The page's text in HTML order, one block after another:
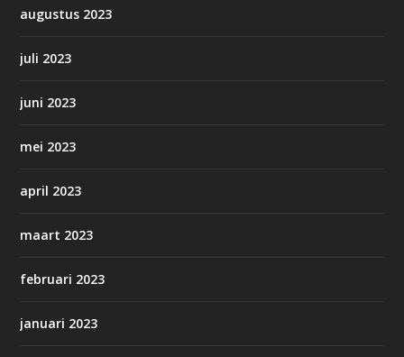
augustus 2023
juli 2023
juni 2023
mei 2023
april 2023
maart 2023
februari 2023
januari 2023